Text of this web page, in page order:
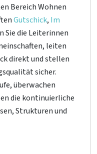
Bereich Wohnen
Gutschick, Im
Sie die Leiterinnen
leiten
direkt und stellen
sicher.
überwachen
die kontinuierliche
Strukturen und